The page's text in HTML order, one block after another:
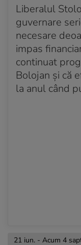
Liberalul
guvernare
necesare
impas
continuat
Bolojan și că
la anul când
21 iun. - Acum 4